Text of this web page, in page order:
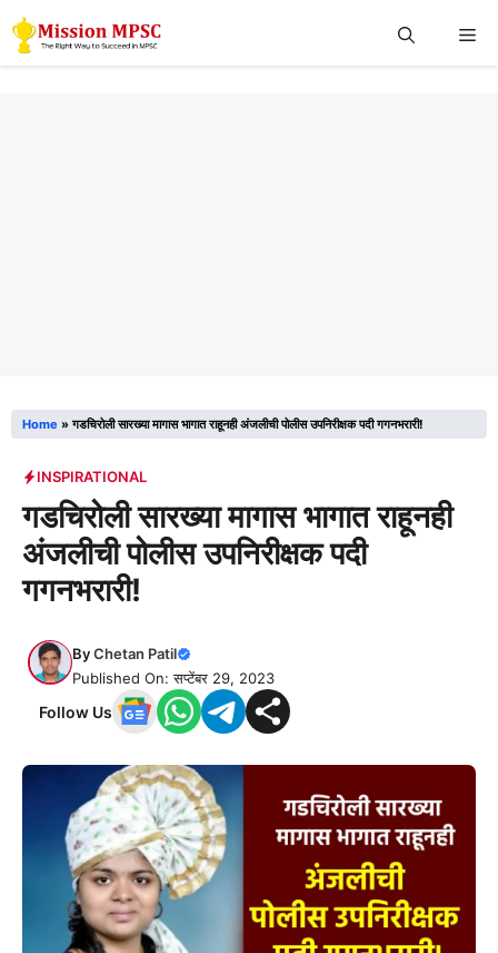
Skip
to
Home »गडचिरोली सारख्या मागास भागात राहूनही अंजलीची पोलीस उपनिरीक्षक पदी गगनभरारी!
INSPIRATIONAL
गडचिरोली सारख्या मागास भागात राहूनही
अंजलीची पोलीस उपनिरीक्षक पदी
गगनभरारी!
ByChetan Patil
Published On: सप्टेंबर 29, 2023
Follow Us